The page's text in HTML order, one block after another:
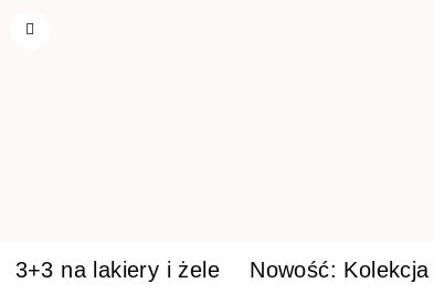
3+3 na lakiery i żele Nowość: